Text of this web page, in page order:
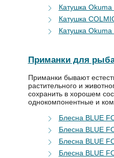
Катушка
Катушка
Катушка
Приманки для
Приманки быва­ют
растительного и
сохранить в хорошем
однокомпонентные и
Блесна BLUE
Блесна BLUE
Блесна BLUE
Блесна BLUE